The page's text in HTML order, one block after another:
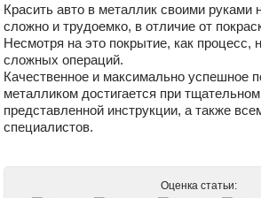
Красить авто в металлик своими руками
сложно и трудоемко, в отличие от
Несмотря на это покрытие, как процесс,
сложных операций.
Качественное и максимально успешное
металликом достигается при
представленной инструкции, а также
специалистов.
Оценка статьи: